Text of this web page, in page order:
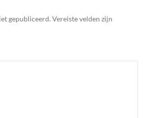
gepubliceerd. Vereiste velden zijn